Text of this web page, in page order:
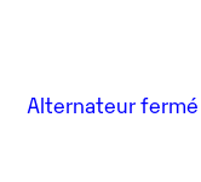
Alternateur fermé